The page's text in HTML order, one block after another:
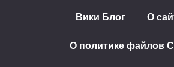
Вики Блог О
О политике файлов